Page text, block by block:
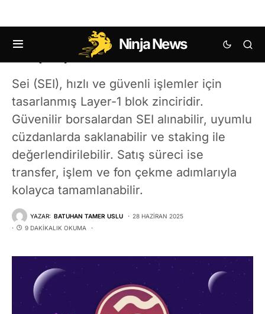
Ninja News
Sei (SEI) Coin Nasıl Alınır?
Sei (SEI), hızlı ve güvenli işlemler için
tasarlanmış Layer-1 blok zinciridir.
Güvenilir borsalardan SEI alınabilir, uyumlu
cüzdanlarda saklanabilir ve staking ile
değerlendirilebilir. Satış süreci ise
transfer, işlem ve fon çekme adımlarıyla
kolayca tamamlanabilir.
YAZAR: BATUHAN TAMER USLU
28 HAZIRAN 2025
9 DAKIKALIK OKUMA